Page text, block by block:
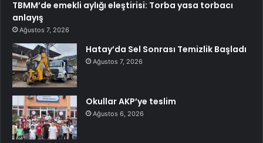
TBMM’de emekli aylığı eleştirisi: Torba yasa torbacı
anlayış
Ağustos 7, 2026
Hatay’da Sel Sonrası Temizlik Başladı
Ağustos 7, 2026
Okullar AKP’ye teslim
Ağustos 6, 2026